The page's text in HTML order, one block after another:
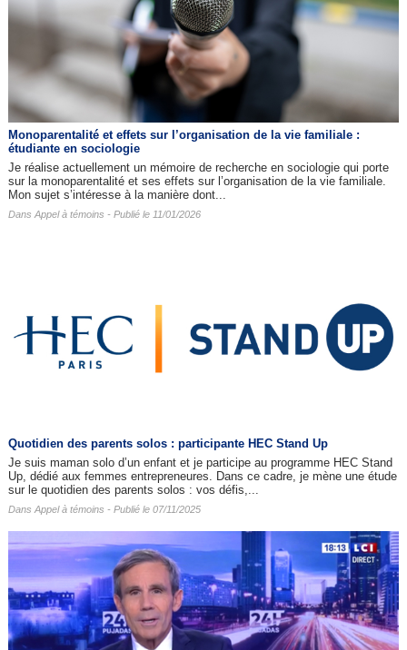
Monoparentalité et effets sur l’organisation de la vie familiale :
étudiante en sociologie
Je réalise actuellement un mémoire de recherche en sociologie qui porte
sur la monoparentalité et ses effets sur l’organisation de la vie familiale.
Mon sujet s’intéresse à la manière dont...
Dans Appel à témoins - Publié le 11/01/2026
Quotidien des parents solos : participante HEC Stand Up
Je suis maman solo d’un enfant et je participe au programme HEC Stand
Up, dédié aux femmes entrepreneures. Dans ce cadre, je mène une étude
sur le quotidien des parents solos : vos défis,...
Dans Appel à témoins - Publié le 07/11/2025